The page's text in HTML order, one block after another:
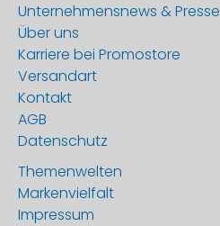
Unternehmensnews & Presse
Über uns
Karriere bei Promostore
Versandart
Kontakt
AGB
Datenschutz
Themenwelten
Markenvielfalt
Impressum